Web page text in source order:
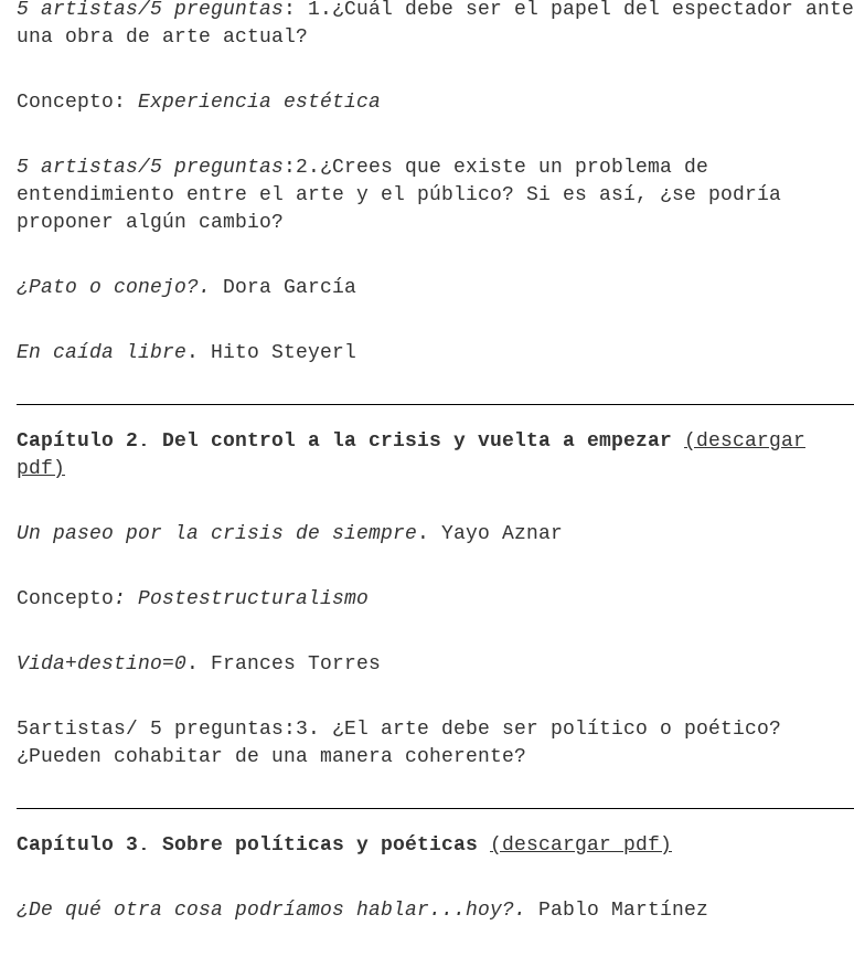
5 artistas/5 preguntas : 1.¿Cuál debe ser el papel del espectador ante
una obra de arte actual?
Concepto: Experiencia estética
5 artistas/5 preguntas :2.¿Crees que existe un problema de
entendimiento entre el arte y el público? Si es así, ¿se podría
proponer algún cambio?
¿Pato o conejo?. Dora García
En caída libre . Hito Steyerl
Capítulo 2. Del control a la crisis y vuelta a empezar
(descargar
pdf)
Un paseo por la crisis de siempre . Yayo Aznar
Concepto : Postestructuralismo
Vida+destino=0 . Frances Torres
5artistas/ 5 preguntas:3. ¿El arte debe ser político o poético?
¿Pueden cohabitar de una manera coherente?
Capítulo 3. Sobre políticas y poéticas (descargar pdf)
¿De qué otra cosa podríamos hablar...hoy?. Pablo Martínez